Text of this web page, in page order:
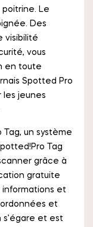
poitrine. Le
Des
visibilité
vous
en toute
Spotted Pro
les jeunes
un système
Tag
grâce à
gratuite
informations et
et
s’égare et est